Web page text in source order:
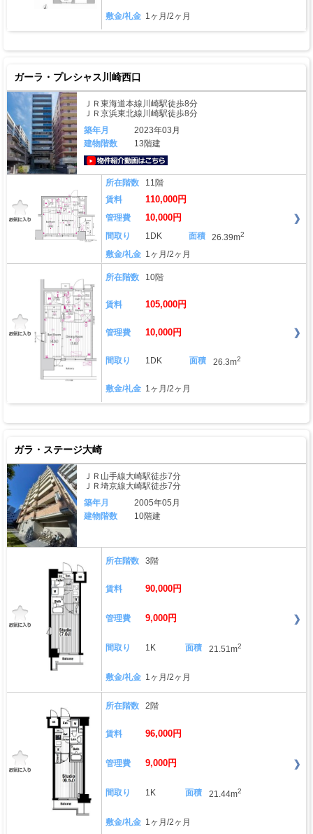
敷金/礼金 1ヶ月/2ヶ月
ガーラ・プレシャス川崎西口
ＪＲ東海道本線川崎駅徒歩8分
ＪＲ京浜東北線川崎駅徒歩8分
築年月
2023年03月
建物階数
13階建
所在階数
11階
賃料
110,000円
管理費 10,000円
間取り 1DK 面積 26.39m2
敷金/礼金 1ヶ月/2ヶ月
所在階数 10階
賃料 105,000円
管理費 10,000円
間取り 1DK 面積 26.3m2
敷金/礼金 1ヶ月/2ヶ月
ガラ・ステージ大崎
ＪＲ山手線大崎駅徒歩7分
ＪＲ埼京線大崎駅徒歩7分
築年月
2005年05月
建物階数
10階建
所在階数 3階
賃料 90,000円
管理費 9,000円
間取り 1K 面積 21.51m2
敷金/礼金 1ヶ月/2ヶ月
所在階数 2階
賃料 96,000円
管理費 9,000円
間取り 1K 面積 21.44m2
敷金/礼金 1ヶ月/2ヶ月